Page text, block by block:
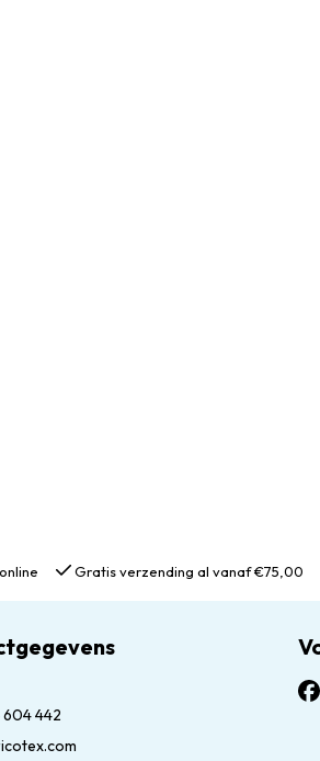
Gratis verzending al vanaf €75,00
604 442